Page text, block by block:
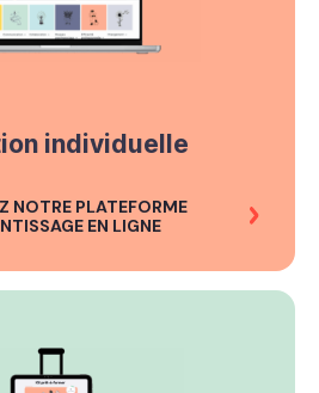
individuelle
NOTRE PLATEFORME
EN LIGNE